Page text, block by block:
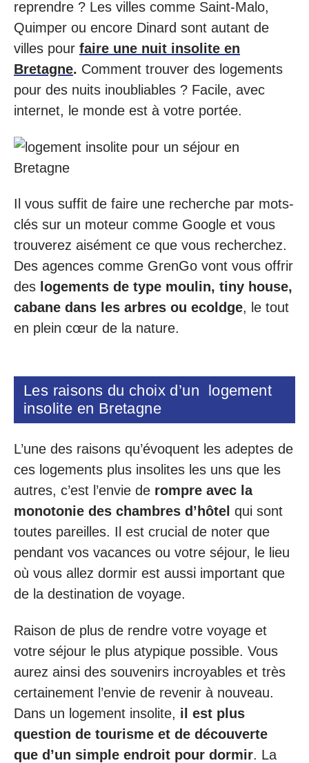
reprendre ? Les villes comme Saint-Malo,
Quimper ou encore Dinard sont autant de
villes pour faire une nuit insolite en
Bretagne. Comment trouver des logements
pour des nuits inoubliables ? Facile, avec
internet, le monde est à votre portée.
Il vous suffit de faire une recherche par mots-
clés sur un moteur comme Google et vous
trouverez aisément ce que vous recherchez.
Des agences comme GrenGo vont vous offrir
des logements de type moulin, tiny house,
cabane dans les arbres ou ecoldge, le tout
en plein cœur de la nature.
Les raisons du choix d’un logement
insolite en Bretagne
L’une des raisons qu’évoquent les adeptes de
ces logements plus insolites les uns que les
autres, c’est l’envie de rompre avec la
monotonie des chambres d’hôtel qui sont
toutes pareilles. Il est crucial de noter que
pendant vos vacances ou votre séjour, le lieu
où vous allez dormir est aussi important que
de la destination de voyage.
Raison de plus de rendre votre voyage et
votre séjour le plus atypique possible. Vous
aurez ainsi des souvenirs incroyables et très
certainement l’envie de revenir à nouveau.
Dans un logement insolite, il est plus
question de tourisme et de découverte
que d’un simple endroit pour dormir. La